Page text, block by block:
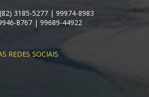
3185-5277 | 99974-8983
8767 | 99689-44922
REDES SOCIAIS